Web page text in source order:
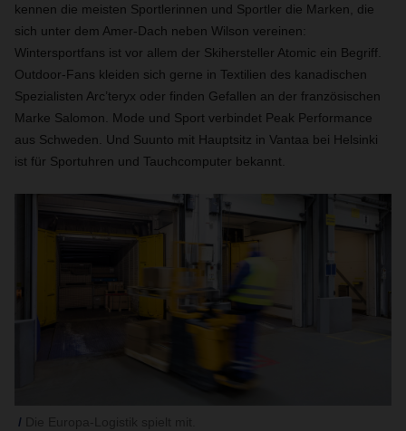
kennen die meisten Sportlerinnen und Sportler die Marken, die
sich unter dem Amer-Dach neben Wilson vereinen:
Wintersportfans ist vor allem der Skihersteller Atomic ein Begriff.
Outdoor-Fans kleiden sich gerne in Textilien des kanadischen
Spezialisten Arc’teryx oder finden Gefallen an der französischen
Marke Salomon. Mode und Sport verbindet Peak Performance
aus Schweden. Und Suunto mit Hauptsitz in Vantaa bei Helsinki
ist für Sportuhren und Tauchcomputer bekannt.